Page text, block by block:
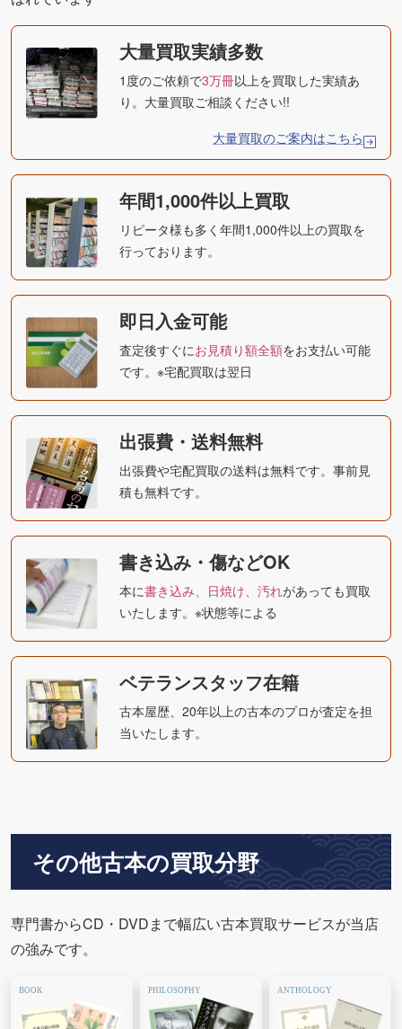
大量買取実績多数
1度のご依頼で3万冊以上を買取した実績あ
り。大量買取ご相談ください!!
大量買取のご案内はこちら
年間1,000件以上買取
リピータ様も多く年間1,000件以上の買取を
行っております。
即日入金可能
査定後すぐにお見積り額全額をお支払い可能
です。※宅配買取は翌日
出張費・送料無料
出張費や宅配買取の送料は無料です。事前見
積も無料です。
書き込み・傷などOK
本に書き込み、日焼け、汚れがあっても買取
いたします。※状態等による
ベテランスタッフ在籍
古本屋歴、20年以上の古本のプロが査定を担
当いたします。
その他古本の買取分野
専門書からCD・DVDまで幅広い古本買取サービスが当店
の強みです。